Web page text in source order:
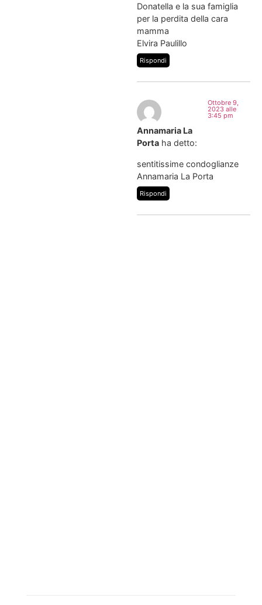
Donatella e la sua famiglia
per la perdita della cara
mamma
Elvira Paulillo
Rispondi
Annamaria La
Porta ha detto:
Ottobre 9,
2023 alle
3:45 pm
sentitissime condoglianze
Annamaria La Porta
Rispondi